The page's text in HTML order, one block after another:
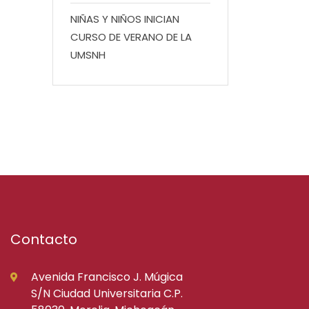
NIÑAS Y NIÑOS INICIAN
CURSO DE VERANO DE LA
UMSNH
Contacto
Avenida Francisco J. Múgica
S/N Ciudad Universitaria C.P.